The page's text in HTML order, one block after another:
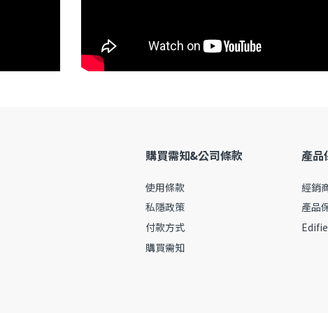
購買需知&公司條款
使用條款
私隱政策
付款方式
購買需知
產品
經銷
產品